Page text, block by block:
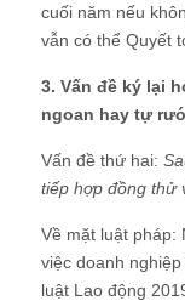
cuối năm nếu
vẫn có thể Quyết
3. Vấn đề ký lại
ngoan hay tự
Vấn đề thứ hai:
tiếp hợp đồng thử
Về mặt luật pháp:
việc doanh
luật Lao động